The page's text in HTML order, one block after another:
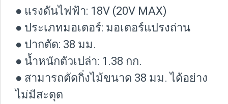
● แรงดันไฟฟ้า: 18V (20V MAX)
● ประเภทมอเตอร์: มอเตอร์แปรงถ่าน
● ปากตัด: 38 มม.
● น้ำหนักตัวเปล่า: 1.38 กก.
● สามารถตัดกิ่งไม้ขนาด 38 มม. ได้อย่าง
ไม่มีสะดุด